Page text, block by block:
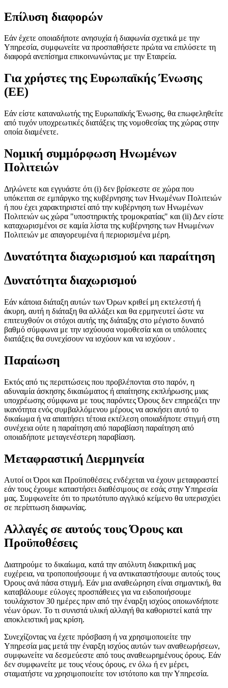
Επίλυση διαφορών
Εάν έχετε οποιαδήποτε ανησυχία ή διαφωνία σχετικά με την
Υπηρεσία, συμφωνείτε να προσπαθήσετε πρώτα να επιλύσετε τη
διαφορά ανεπίσημα επικοινωνώντας με την Εταιρεία.
Για χρήστες της Ευρωπαϊκής Ένωσης
(ΕΕ)
Εάν είστε καταναλωτής της Ευρωπαϊκής Ένωσης, θα επωφεληθείτε
από τυχόν υποχρεωτικές διατάξεις της νομοθεσίας της χώρας στην
οποία διαμένετε.
Νομική συμμόρφωση Ηνωμένων
Πολιτειών
Δηλώνετε και εγγυάστε ότι (i) δεν βρίσκεστε σε χώρα που
υπόκειται σε εμπάργκο της κυβέρνησης των Ηνωμένων Πολιτειών
ή που έχει χαρακτηριστεί από την κυβέρνηση των Ηνωμένων
Πολιτειών ως χώρα "υποστηρικτής τρομοκρατίας" και (ii) Δεν είστε
καταχωρισμένοι σε καμία λίστα της κυβέρνησης των Ηνωμένων
Πολιτειών με απαγορευμένα ή περιορισμένα μέρη.
Δυνατότητα διαχωρισμού και παραίτηση
Δυνατότητα διαχωρισμού
Εάν κάποια διάταξη αυτών των Όρων κριθεί μη εκτελεστή ή
άκυρη, αυτή η διάταξη θα αλλάξει και θα ερμηνευτεί ώστε να
επιτευχθούν οι στόχοι αυτής της διάταξης στο μέγιστο δυνατό
βαθμό σύμφωνα με την ισχύουσα νομοθεσία και οι υπόλοιπες
διατάξεις θα συνεχίσουν να ισχύουν και να ισχύουν .
Παραίωση
Εκτός από τις περιπτώσεις που προβλέπονται στο παρόν, η
αδυναμία άσκησης δικαιώματος ή απαίτησης εκπλήρωσης μιας
υποχρέωσης σύμφωνα με τους παρόντες Όρους δεν επηρεάζει την
ικανότητα ενός συμβαλλόμενου μέρους να ασκήσει αυτό το
δικαίωμα ή να απαιτήσει τέτοια εκτέλεση οποιαδήποτε στιγμή στη
συνέχεια ούτε η παραίτηση από παραβίαση παραίτηση από
οποιαδήποτε μεταγενέστερη παραβίαση.
Μεταφραστική Διερμηνεία
Αυτοί οι Όροι και Προϋποθέσεις ενδέχεται να έχουν μεταφραστεί
εάν τους έχουμε καταστήσει διαθέσιμους σε εσάς στην Υπηρεσία
μας. Συμφωνείτε ότι το πρωτότυπο αγγλικό κείμενο θα υπερισχύει
σε περίπτωση διαφωνίας.
Αλλαγές σε αυτούς τους Όρους και
Προϋποθέσεις
Διατηρούμε το δικαίωμα, κατά την απόλυτη διακριτική μας
ευχέρεια, να τροποποιήσουμε ή να αντικαταστήσουμε αυτούς τους
Όρους ανά πάσα στιγμή. Εάν μια αναθεώρηση είναι σημαντική, θα
καταβάλουμε εύλογες προσπάθειες για να ειδοποιήσουμε
τουλάχιστον 30 ημέρες πριν από την έναρξη ισχύος οποιωνδήποτε
νέων όρων. Το τι συνιστά υλική αλλαγή θα καθοριστεί κατά την
αποκλειστική μας κρίση.
Συνεχίζοντας να έχετε πρόσβαση ή να χρησιμοποιείτε την
Υπηρεσία μας μετά την έναρξη ισχύος αυτών των αναθεωρήσεων,
συμφωνείτε να δεσμεύεστε από τους αναθεωρημένους όρους. Εάν
δεν συμφωνείτε με τους νέους όρους, εν όλω ή εν μέρει,
σταματήστε να χρησιμοποιείτε τον ιστότοπο και την Υπηρεσία.